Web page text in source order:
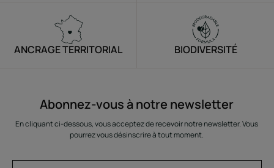
ANCRAGE TERRITORIAL BIODIVERSITÉ
Abonnez-vous à notre newsletter
En cliquant ci-dessous, vous acceptez de recevoir notre newsletter. Vous
pourrez vous désinscrire à tout moment.